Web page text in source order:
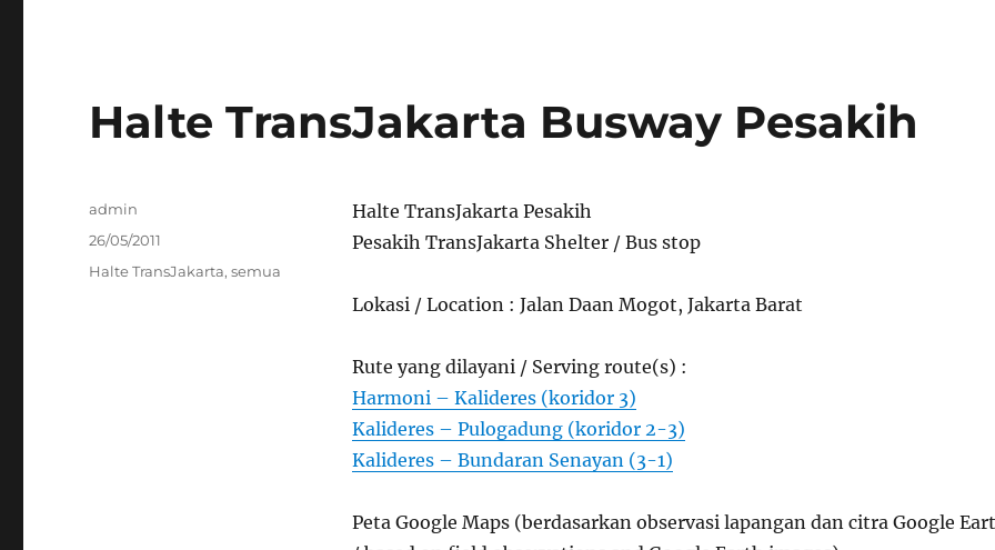
Halte TransJakarta Busway Pesakih
Halte TransJakarta Pesakih
Pesakih TransJakarta Shelter / Bus stop
Lokasi / Location : Jalan Daan Mogot, Jakarta Barat
Rute yang dilayani / Serving route(s) :
Harmoni – Kalideres (koridor 3)
Kalideres – Pulogadung (koridor 2-3)
Kalideres – Bundaran Senayan (3-1)
Peta Google Maps (berdasarkan observasi lapangan dan citra Google
Author
admin
Posted
26/05/2011
Categories
Halte TransJakarta,semua